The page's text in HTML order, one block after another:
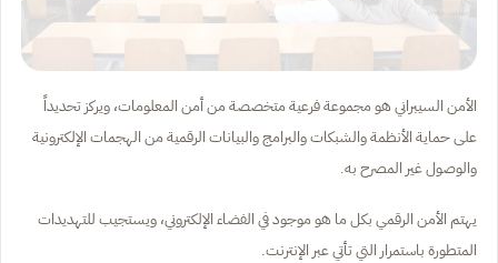
الأمن السيبراني هو مجموعة فرعية متخصصة من أمن المعلومات، ويركز تحديداً
على حماية الأنظمة والشبكات والبرامج والبيانات الرقمية من الهجمات الإلكترونية
والوصول غير المصرح به.
يهتم الأمن الرقمي بكل ما هو موجود في الفضاء الإلكتروني، ويستجيب للتهديدات
المتطورة باستمرار التي تأتي عبر الإنترنت.